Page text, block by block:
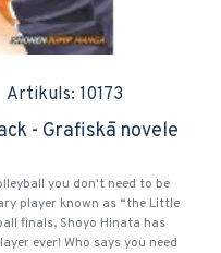
Artikuls: 10173
- Grafiskā novele
you don't need to be
player known as “the Little
finals, Shoyo Hinata has
ever! Who says you need